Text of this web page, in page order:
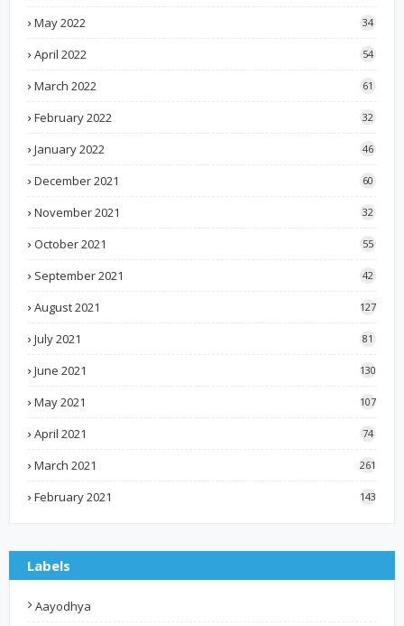
May 2022 34
April 2022 54
March 2022 61
February 2022 32
January 2022 46
December 2021 60
November 2021 32
October 2021 55
September 2021 42
August 2021 127
July 2021 81
June 2021 130
May 2021 107
April 2021 74
March 2021 261
February 2021 143
Labels
Aayodhya